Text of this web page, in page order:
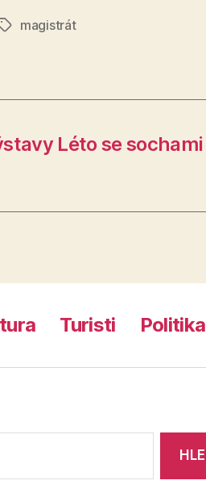
magistrát
Léto se sochami
Turisti Politika